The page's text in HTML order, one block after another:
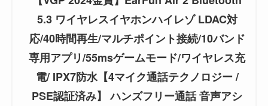
5.3 ワイヤレスイヤホンハイレゾ LDAC対
応/40時間再生/マルチポイント接続/10バンド
専用アプリ/55msゲームモード/ワイヤレス充
電/ IPX7防水【4マイク通話テクノロジー /
PSE認証済み】 ハンズフリー通話 音声アシ